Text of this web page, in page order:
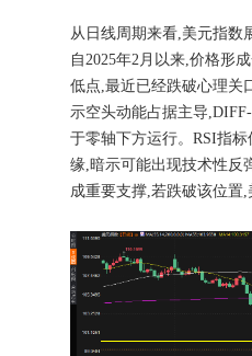
从日线周期来看,美元指数
自2025年2月以来,价格形
低点,最近已经跌破心理关
示空头动能占据主导
于零轴下方运行。RSI指标
缘,暗示可能出现技术性反
成重要支撑,若跌破该位置,